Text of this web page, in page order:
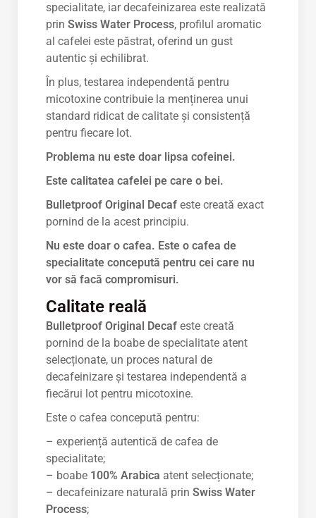
specialitate, iar decafeinizarea este realizată
prin Swiss Water Process, profilul aromatic
al cafelei este păstrat, oferind un gust
autentic și echilibrat.
În plus, testarea independentă pentru
micotoxine contribuie la menținerea unui
standard ridicat de calitate și consistență
pentru fiecare lot.
Problema nu este doar lipsa cofeinei.
Este calitatea cafelei pe care o bei.
Bulletproof Original Decaf este creată exact
pornind de la acest principiu.
Nu este doar o cafea. Este o cafea de
specialitate concepută pentru cei care nu
vor să facă compromisuri.
Calitate reală
Bulletproof Original Decaf este creată
pornind de la boabe de specialitate atent
selecționate, un proces natural de
decafeinizare și testarea independentă a
fiecărui lot pentru micotoxine.
Este o cafea concepută pentru:
– experiență autentică de cafea de
specialitate;
– boabe 100% Arabica atent selecționate;
– decafeinizare naturală prin Swiss Water
Process;